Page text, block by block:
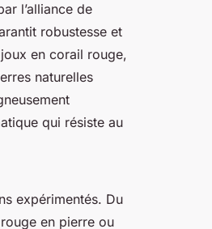
l’alliance de
robustesse et
en corail rouge,
naturelles
qui résiste au
expérimentés. Du
en pierre ou